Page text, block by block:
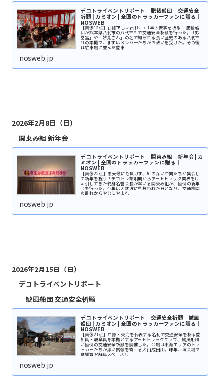
デコトライベントリポート 肥後船団 交通安全
祈願 | カミオン | 全国のトラッカーファンに贈る｜
NOSWEB
【画像15点】由緒正しい古社にて1年の安寧を祈る！ 肥後船
団が熊本県八代市の八代神社で交通安全祈願を行った。「妙
見宮」や「妙見さん」の名で知られる長い歴史のある八代神
社の本殿で、まずはメンバーたちがお祓いを受けた。その後
は駐車場に並んだ愛車
nosweb.jp
2026年2月8日（日）
関東み組 新年会
デコトライベントリポート 関東み組 新年会 | カ
ミオン | 全国のトラッカーファンに贈る｜
NOSWEB
【画像25点】悪天候にも負けず、絆の深い仲間たちが集合し
て新年を祝う！デコトラ黎明期からアートトラック業界をけ
ん引してきた終身名誉会長が率いる関東み組が、恒例の新年
会を行った。今年は大寒波に見舞われた日となり、交通機関
の乱れからやむにやまれ
nosweb.jp
2026年2月15日（日）
デコトライベントリポート
鯱風船団 交通安全祈願
デコトライベントリポート 交通安全祈願 鯱風
船団 | カミオン | 全国のトラッカーファンに贈る｜
NOSWEB
【画像21点】中部・東海を代表する名刹で交通安全を祈る愛
知県・岐阜県を本拠とするアートトラッククラブ、鯱風船団
が恒例の交通安全祈願を開催した。会場は東海エリアのトラ
ッカーたちが厚い信頼を寄せる犬山成田山。昨年、同会場で
は騒音や駐車スペースな
nosweb.jp